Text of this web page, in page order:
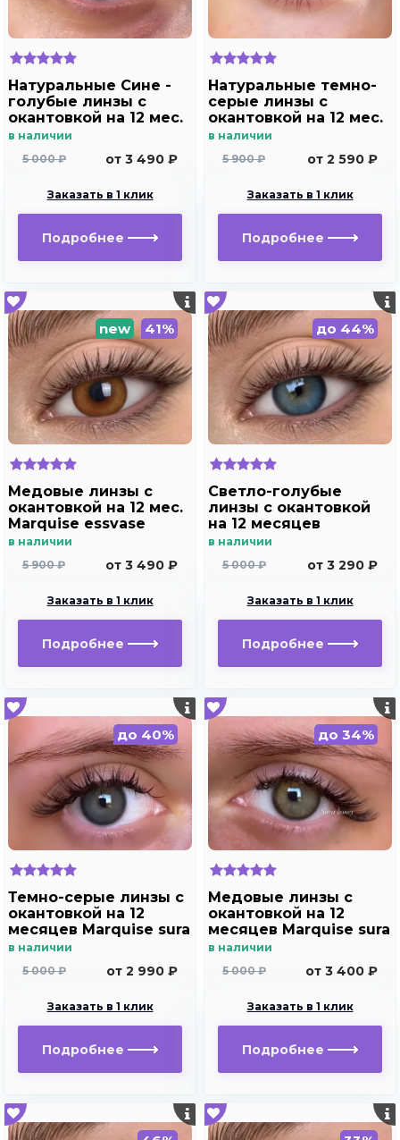
Натуральные Сине -
голубые линзы c
окантовкой на 12 мес.
Marquise essvase Blue
в наличии
5 000 ₽
от 3 490 ₽
Заказать в 1 клик
Подробнее
Натуральные темно-
серые линзы c
окантовкой на 12 мес.
Marquise essvase gray
в наличии
5 900 ₽
от 2 590 ₽
Заказать в 1 клик
Подробнее
new 41%
Медовые линзы c
окантовкой на 12 мес.
Marquise essvase
brown
в наличии
5 900 ₽
от 3 490 ₽
Заказать в 1 клик
Подробнее
до 44%
Светло-голубые
линзы с окантовкой
на 12 месяцев
Marquise sura blue
в наличии
5 000 ₽
от 3 290 ₽
Заказать в 1 клик
Подробнее
до 40%
Темно-серые линзы с
окантовкой на 12
месяцев Marquise sura
grafite/Линзы в стиле
в наличии
5 000 ₽
от 2 990 ₽
Заказать в 1 клик
Подробнее
до 34%
Медовые линзы с
окантовкой на 12
месяцев Marquise sura
Honey
в наличии
5 000 ₽
от 3 400 ₽
Заказать в 1 клик
Подробнее